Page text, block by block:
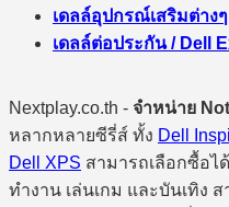
เดลล์อุปกรณ์เสริมต่าง
เดลล์ต่อประกัน / Dell
Nextplay.co.th - จำหน่าย
หลากหลายซีรี่ส์ ทั้ง Dell
Dell XPS สามารถเลือกซื้อไ
ทำงาน เล่นเกม และบันเทิง